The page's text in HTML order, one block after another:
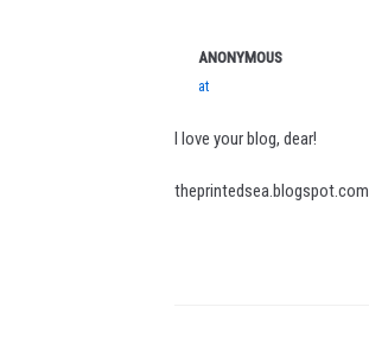
ANONYMOUS
at
I love your blog, dear!
theprintedsea.blogspot.com